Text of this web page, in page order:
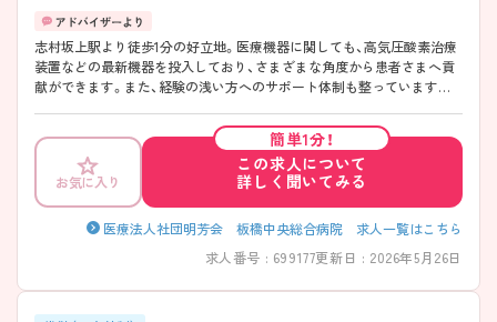
志村坂上駅より徒歩1分の好立地。医療機器に関しても、高気圧酸素治療
装置などの最新機器を投入しており、さまざまな角度から患者さまへ貢
献ができます。また、経験の浅い方へのサポート体制も整っていますの
たい方まで幅広い方にオススメできます！ ご興味ある方には、面接対策
ポイントなど、さらに詳細をお話しいたしますのでお気軽にご相談くだ
お気に入り
簡単1分！
この求人について
詳しく聞いてみる
医療法人社団明芳会 板橋中央総合病院 求人一覧はこちら
求人番号 : 699177更新日 : 2026年5月26日